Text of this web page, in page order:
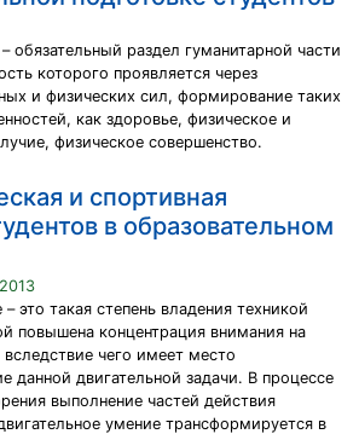
обязательный раздел гуманитарной части
которого проявляется через
и физических сил, формирование таких
как здоровье, физическое и
физическое совершенство.
и спортивная
в образовательном
это такая степень владения техникой
повышена концентрация внимания на
чего имеет место
данной двигательной задачи. В процессе
выполнение частей действия
умение трансформируется в